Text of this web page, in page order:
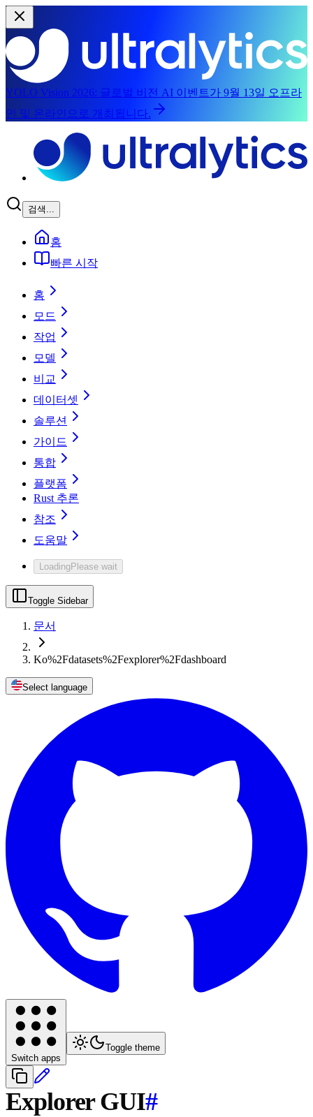
YOLO Vision 2026: 글로벌 비전 AI 이벤트가 9월 13일 오프라
인 및 온라인으로 개최됩니다.
검색...
홈
빠른 시작
홈
모드
작업
모델
비교
데이터셋
솔루션
가이드
통합
플랫폼
Rust 추론
참조
도움말
LoadingPlease wait
Toggle Sidebar
문서
Ko%2Fdatasets%2Fexplorer%2Fdashboard
Select language
Switch apps
Toggle theme
Explorer GUI#